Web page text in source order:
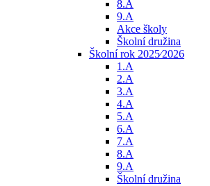
8.A
9.A
Akce školy
Školní družina
Školní rok 2025⁄2026
1.A
2.A
3.A
4.A
5.A
6.A
7.A
8.A
9.A
Školní družina